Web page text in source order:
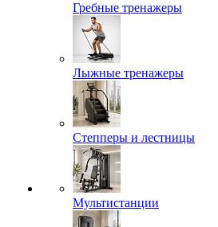
Гребные тренажеры
Лыжные тренажеры
Степперы и лестницы
Мультистанции